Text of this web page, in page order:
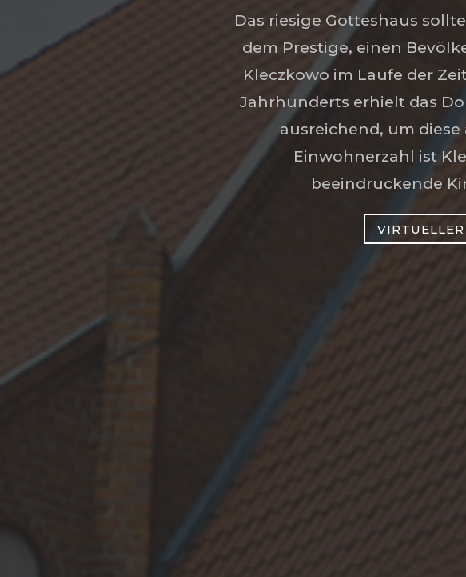
Das riesige Gotteshaus
dem Prestige, einen
Kleczkowo im Laufe der
Jahrhunderts erhielt das
ausreichend, um
Einwohnerzahl ist
beeindruckende